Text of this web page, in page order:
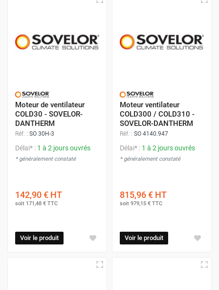
Moteur de ventilateur
COLD30 - SOVELOR-
DANTHERM
Réf. : SO 30H-3
Délai* : 1 à 2 jours ouvrés
* généralement constaté
142,90 € HT
soit 171,48 € TTC
Voir le produit
Moteur ventilateur
COLD300 / COLD310 -
SOVELOR-DANTHERM
Réf. : SO 4140.947
Délai* : 1 à 2 jours ouvrés
* généralement constaté
815,96 € HT
soit 979,15 € TTC
Voir le produit